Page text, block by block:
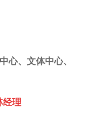
心、文体中心、
经理